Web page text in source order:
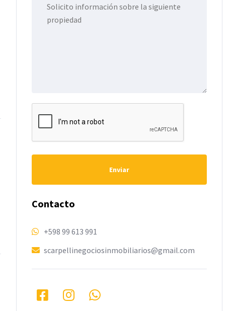
Enviar
Contacto
+598 99 613 991
scarpellinegociosinmobiliarios@gmail.com